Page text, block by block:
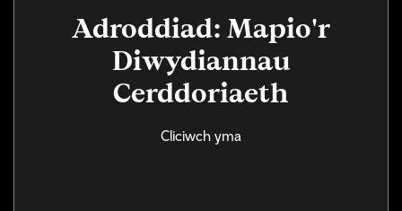
Adroddiad: Mapio'r
Diwydiannau
Cerddoriaeth
Cliciwch yma